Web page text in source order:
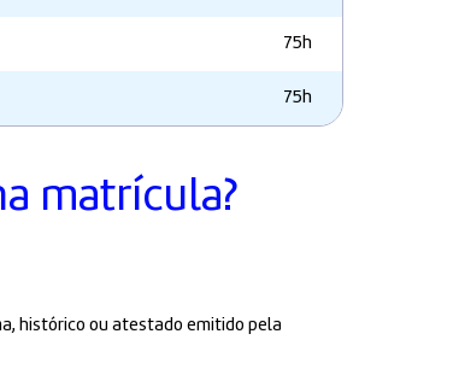
75h
75h
matrícula?
histórico ou atestado emitido pela